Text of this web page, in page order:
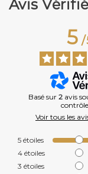
Avis
5/
Basé sur 2 avis
contrôle
Voir tous les
5 étoiles
4 étoiles
3 étoiles